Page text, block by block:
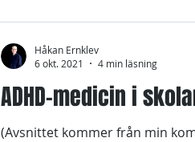
ADHD-medicin i
(Avsnittet kommer från min
Håkan Ernklev
6 okt. 2021
4 min läsning